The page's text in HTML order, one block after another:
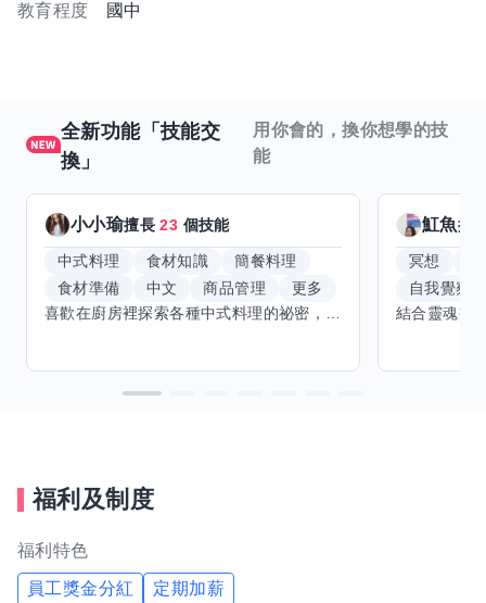
教育程度 國中
全新功能「技能交
換」
用你會的，換你想學的技
能
小小瑜擅長23 個技能
中式料理 食材知識
簡餐料理
食材準備
中文 商品管理
更多
魟魚擅
冥想
自我覺察
福利及制度
福利特色
員工獎金分紅 定期加薪